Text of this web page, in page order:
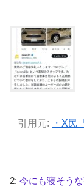
引用元:
・X民
2: 今にも寝そう